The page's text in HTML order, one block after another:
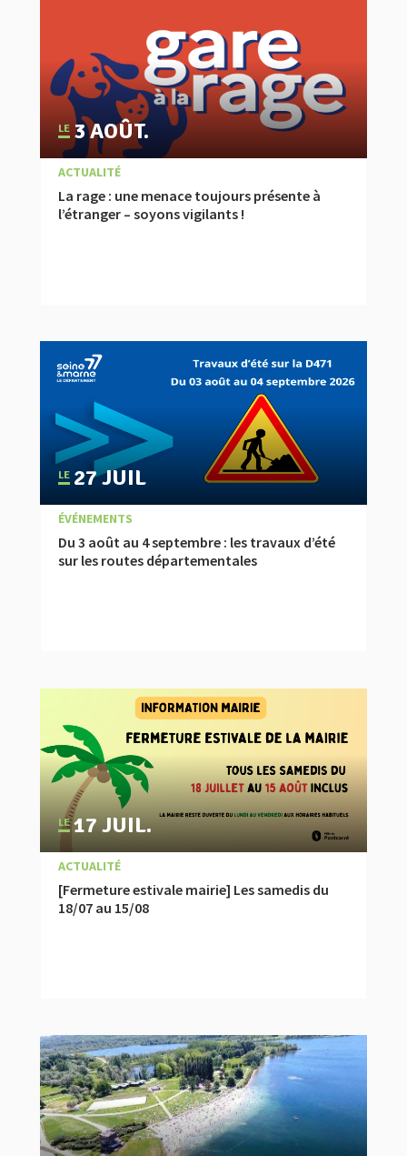
La rage : une menace toujours présente à
l’étranger – soyons vigilants !
3 AOÛT.
À LA UNE
ACTUALITÉ
Du 3 août au 4 septembre : les travaux d’été
sur les routes départementales
27 JUIL
À LA UNE
ACTUALITÉ
ÉVÉNEMENTS
[Fermeture estivale mairie] Les samedis du
18/07 au 15/08
17 JUIL.
À LA UNE
ACTUALITÉ